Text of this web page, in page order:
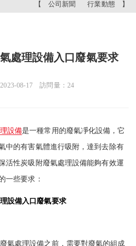
【 公司新聞 行業動態 】
處理設備入口廢氣要求
08-17 訪問量：24
設備是一種常用的廢氣凈化設備，它
中的有害氣體進行吸附，達到去除有
活性炭吸附廢氣處理設備能夠有效運
一些要求：
設備入口廢氣要求
氣處理設備之前，需要對廢氣的組成